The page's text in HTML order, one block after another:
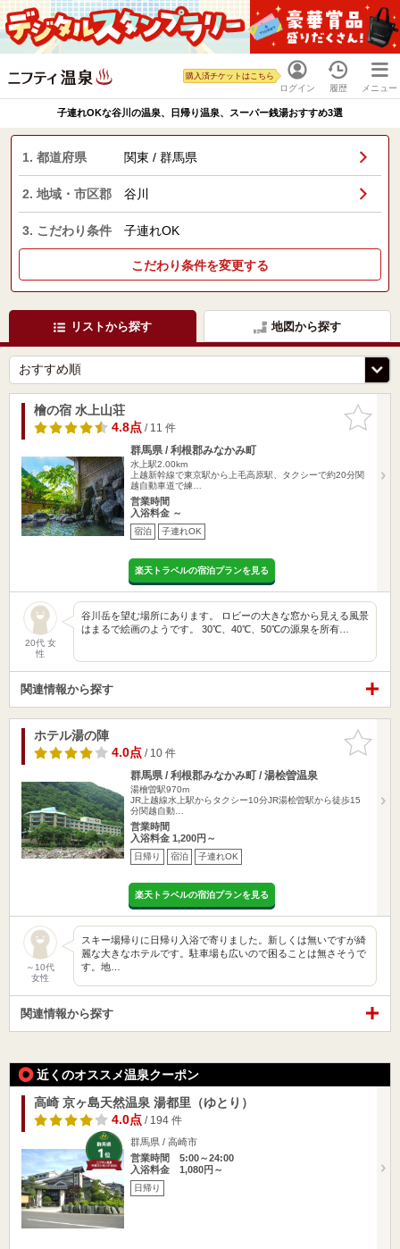
ログイン
購入済チケットはこちら
履歴 メニュー
子連れOKな谷川の温泉、日帰り温泉、スーパー銭湯おすすめ3選
1. 都道府県 関東 / 群馬県
2. 地域・市区郡 谷川
3. こだわり条件 子連れOK
こだわり条件を変更する
リストから探す 地図から探す
お気に入
りに追加
檜の宿 水上山荘
4.8点/ 11 件
群馬県 / 利根郡みなかみ町
水上駅2.00km
上越新幹線で東京駅から上毛高原駅、タクシーで約20分関
越自動車道で練…
営業時間
入浴料金 ～
宿泊 子連れOK
楽天トラベルの宿泊プランを見る
20代 女
性
谷川岳を望む場所にあります。 ロビーの大きな窓から見える風景
はまるで絵画のようです。 30℃、40℃、50℃の源泉を所有…
関連情報から探す
お気に入
りに追加
ホテル湯の陣
4.0点/ 10 件
群馬県 / 利根郡みなかみ町 / 湯桧曽温泉
湯檜曽駅970m
JR上越線水上駅からタクシー10分JR湯桧曽駅から徒歩15
分関越自動…
営業時間
入浴料金 1,200円～
日帰り 宿泊 子連れOK
楽天トラベルの宿泊プランを見る
～10代
女性
スキー場帰りに日帰り入浴で寄りました。新しくは無いですが綺
麗な大きなホテルです。駐車場も広いので困ることは無さそうで
す。地…
関連情報から探す
近くのオススメ温泉クーポン
高崎 京ヶ島天然温泉 湯都里（ゆとり）
4.0点/ 194 件
群馬県 / 高崎市
営業時間 5:00～24:00
入浴料金 1,080円～
日帰り